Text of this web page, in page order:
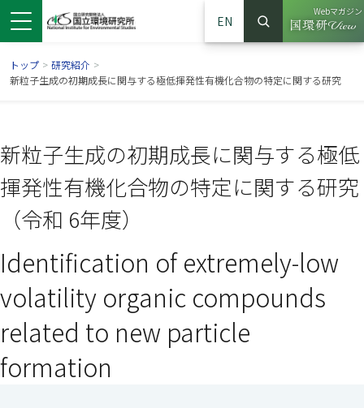
ウで開きます）
ンドウで開きます）
ウインドウで開きます）
EN
サイト内検索
検索
Webマガジン
（別ウイ
トップ > 研究紹介 >
新粒子生成の初期成長に関与する極低揮発性有機化合物の特定に関する研究
新粒子生成の初期成長に関与する極低
揮発性有機化合物の特定に関する研究
（令和 6年度）
Identification of extremely-low
volatility organic compounds
related to new particle
formation